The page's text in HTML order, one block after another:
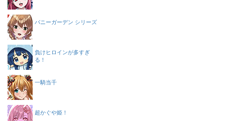
バニーガーデン シリーズ
負けヒロインが多すぎ
る！
一騎当千
超かぐや姫！